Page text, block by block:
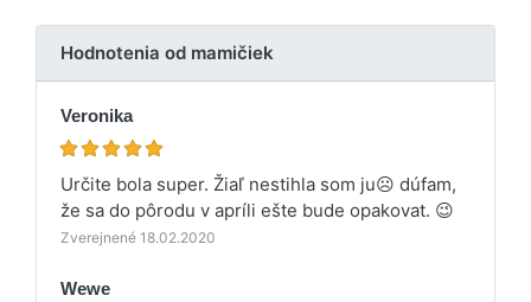
Hodnotenia od mamičiek
Veronika
Určite bola super. Žiaľ nestihla som ju☹️ dúfam,
že sa do pôrodu v apríli ešte bude opakovat. 😉
Zverejnené 18.02.2020
Wewe